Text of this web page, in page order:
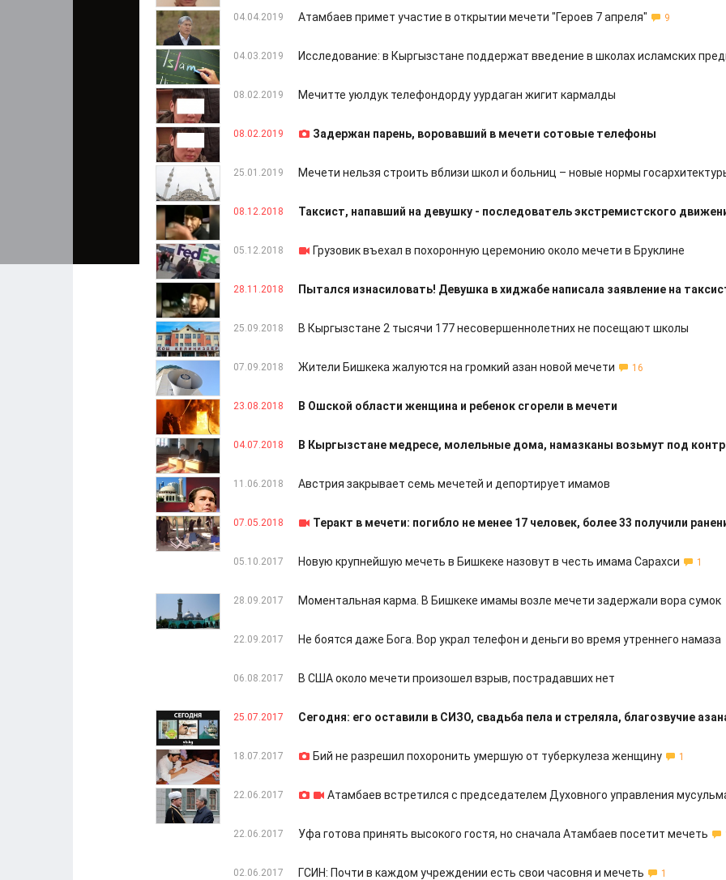
04.04.2019 Атамбаев примет участие в открытии мечети "Героев 7 апреля" 9
04.03.2019 Исследование: в Кыргызстане поддержат введение в школах исламских
08.02.2019 Мечитте уюлдук телефондорду уурдаган жигит кармалды
08.02.2019 Задержан парень, воровавший в мечети сотовые телефоны
25.01.2019 Мечети нельзя строить вблизи школ и больниц – новые нормы
08.12.2018 Таксист, напавший на девушку - последователь экстремистского
05.12.2018 Грузовик въехал в похоронную церемонию около мечети в Бруклине
28.11.2018 Пытался изнасиловать! Девушка в хиджабе написала заявление на
25.09.2018 В Кыргызстане 2 тысячи 177 несовершеннолетних не посещают школы
07.09.2018 Жители Бишкека жалуются на громкий азан новой мечети 16
23.08.2018 В Ошской области женщина и ребенок сгорели в мечети
04.07.2018 В Кыргызстане медресе, молельные дома, намазканы возьмут под
11.06.2018 Австрия закрывает семь мечетей и депортирует имамов
07.05.2018 Теракт в мечети: погибло не менее 17 человек, более 33 получили
05.10.2017 Новую крупнейшую мечеть в Бишкеке назовут в честь имама Сарахси 1
28.09.2017 Моментальная карма. В Бишкеке имамы возле мечети задержали вора сумок
22.09.2017 Не боятся даже Бога. Вор украл телефон и деньги во время утреннего намаза
06.08.2017 В США около мечети произошел взрыв, пострадавших нет
25.07.2017 Сегодня: его оставили в СИЗО, свадьба пела и стреляла, благозвучие
18.07.2017 Бий не разрешил похоронить умершую от туберкулеза женщину 1
22.06.2017 Атамбаев встретился с председателем Духовного управления
22.06.2017 Уфа готова принять высокого гостя, но сначала Атамбаев посетит мечеть
02.06.2017 ГСИН: Почти в каждом учреждении есть свои часовня и мечеть 1